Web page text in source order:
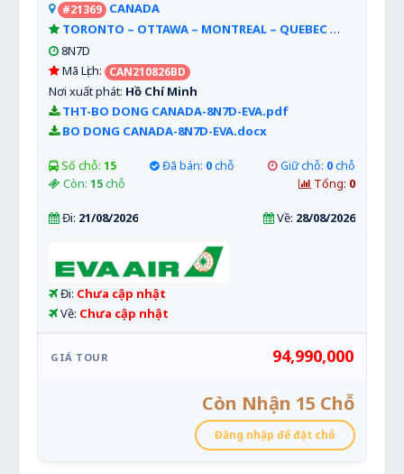
#21369 CANADA
TORONTO – OTTAWA – MONTREAL – QUEBEC
8N7D
Mã Lịch: CAN210826BD
Nơi xuất phát: Hồ Chí Minh
THT-BO DONG CANADA-8N7D-EVA.pdf
BO DONG CANADA-8N7D-EVA.docx
Số chỗ: 15 Đã bán: 0chỗ Giữ chỗ: 0chỗ
Còn: 15chỗ Tổng: 0
Đi: 21/08/2026 Về: 28/08/2026
Đi: Chưa cập nhật
Về: Chưa cập nhật
94,990,000
Còn Nhận 15 Chỗ
Đăng nhập để đặt chỗ